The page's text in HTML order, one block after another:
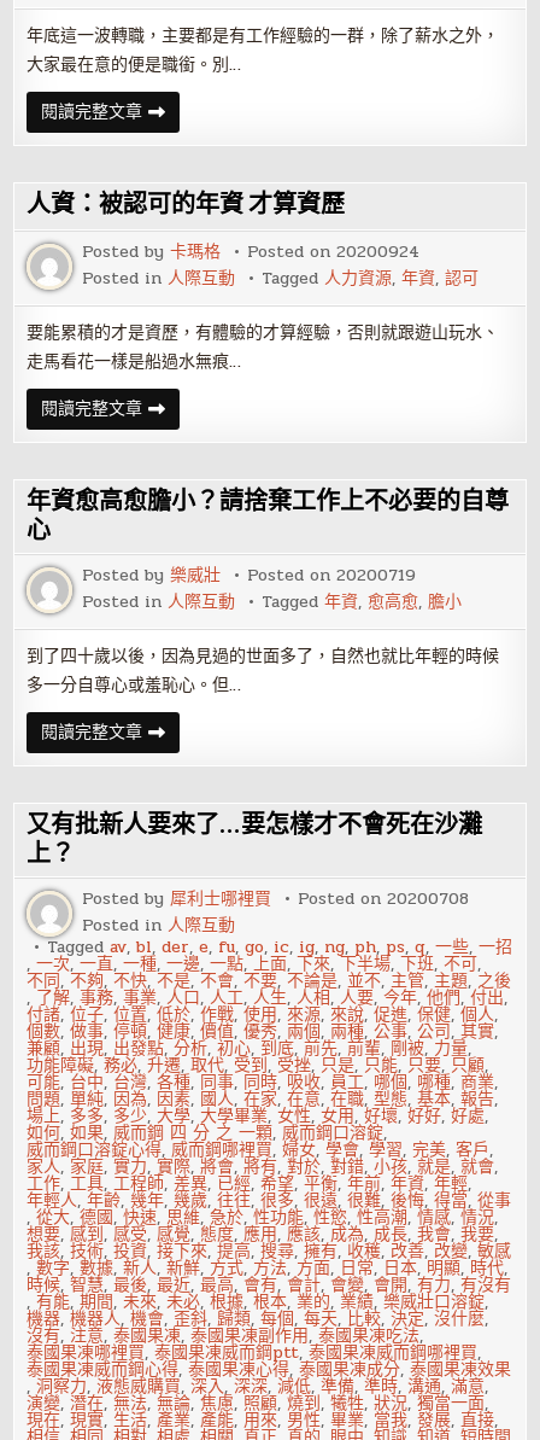
年底這一波轉職，主要都是有工作經驗的一群，除了薪水之外，
大家最在意的便是職銜。別…
閱讀完整文章揭
開
頭
秘
密！
課
長
可
能
比
總
有
權
力
人資：被認可的年資 才算資歷
Posted by卡瑪格 Posted on20200924
Posted in人際互動 Tagged人力資源,年資,認可
要能累積的才是資歷，有體驗的才算經驗，否則就跟遊山玩水、
走馬看花一樣是船過水無痕…
閱讀完整文章人
資：
被
可
的
年
算
資
歷
年資愈高愈膽小？請捨棄工作上不必要的自尊
心
Posted by樂威壯 Posted on20200719
Posted in人際互動 Tagged年資,愈高愈,膽小
到了四十歲以後，因為見過的世面多了，自然也就比年輕的時候
多一分自尊心或羞恥心。但…
閱讀完整文章年
資
愈
愈
膽
小？
棄
工
作
上
不
必
要
的
自
尊
心
又有批新人要來了…要怎樣才不會死在沙灘
上？
Posted by犀利士哪裡買 Posted on20200708
Posted in人際互動
Taggedav,bl,der,e, fu,go, ic, ig, ng, ph, ps,q,一些,一招
,一次,一直,一種,一邊,一點,上面,下來,下半場,下班,不可,
不同,不夠,不快,不是,不會,不要,不論是,並不,主管,主題, 之後
, 了解,事務,事業,人口,人工,人生,人相,人要,今年,他們,付出,
付諸,位子,位置,低於,作戰,使用,來源,來說,促進,保健,個人,
個數,做事,停頓,健康,價值,優秀, 兩個, 兩種,公事,公司,其實,
兼顧, 出現, 出發點,分析,初心, 到底,前先,前輩, 剛被, 力量,
功能障礙,務必,升遷,取代, 受到, 受挫, 只是, 只能, 只要, 只顧,
可能, 台中, 台灣,各種, 同事, 同時, 吸收, 員工, 哪個, 哪種,商業,
問題,單純, 因為, 因素, 國人,在家,在意,在職,型態,基本,報告,
場上, 多多, 多少,大學,大學畢業,女性,女用,好壞,好好,好處,
如何,如果,威而鋼 四 分 之 一顆,威而鋼口溶錠,
威而鋼口溶錠心得,威而鋼哪裡買,婦女,學會,學習,完美,客戶,
家人, 家庭,實力,實際,將會,將有,對於,對錯,小孩,就是,就會,
工作,工具,工程師,差異, 已經,希望,平衡,年前,年資,年輕,
年輕人,年齡,幾年,幾歲,往往,很多,很遠,很難,後悔,得當,從事
,從大,德國,快速, 思維,急於,性功能,性慾,性高潮,情感,情況,
想要,感到,感受,感覺, 態度,應用,應該, 成為, 成長,我會,我要,
我該,技術,投資,接下來,提高,搜尋,擁有, 收穫, 改善, 改變,敏感
,數字,數據,新人,新鮮, 方式, 方法, 方面, 日常, 日本, 明顯, 時代,
時候,智慧,最後,最近,最高, 會有, 會計, 會變, 會開,有力,有沒有
,有能,期間,未來,未必,根據,根本, 業的, 業績,樂威壯口溶錠,
機器,機器人,機會, 歪斜,歸類,每個,每天, 比較,決定,沒什麼,
沒有, 注意,泰國果凍,泰國果凍副作用,泰國果凍吃法,
泰國果凍哪裡買,泰國果凍威而鋼ptt,泰國果凍威而鋼哪裡買,
泰國果凍威而鋼心得,泰國果凍心得,泰國果凍成分,泰國果凍效果
,洞察力,液態威購買,深入,深深,減低,準備,準時,溝通,滿意,
演變,潛在,無法,無論,焦慮, 照顧,燒到,犧牲,狀況,獨當一面,
現在,現實,生活,產業,產能, 用來, 男性,畢業, 當我,發展,直接,